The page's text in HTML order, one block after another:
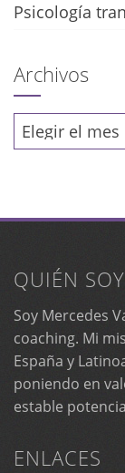
Psicología
Archivos
Archivos
QUIÉN SOY
Soy Mercedes
coaching. Mi
España y
poniendo en
estable
ENLACES